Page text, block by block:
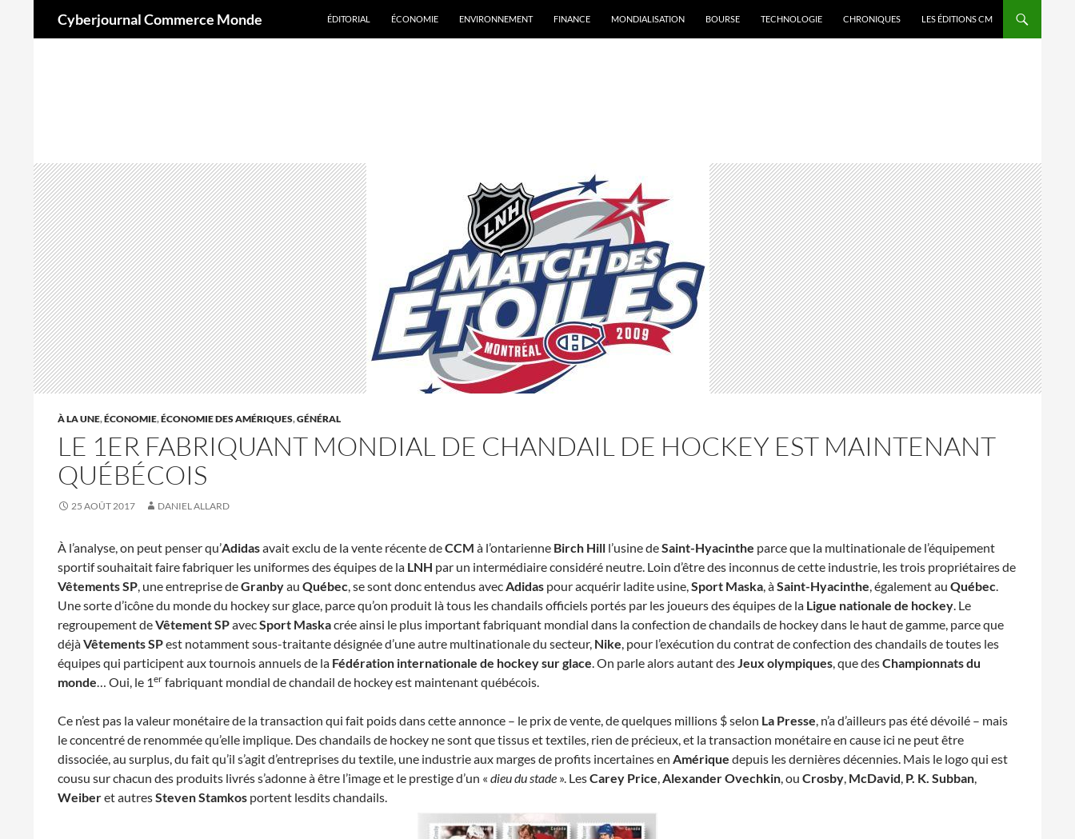
Cyberjournal Commerce Monde ÉDITORIAL ÉCONOMIE ENVIRONNEMENT FINANCE MONDIALISATION BOURSE TECHNOLOGIE CHRONIQUES LES ÉDITIONS CM
À LA UNE,ÉCONOMIE,ÉCONOMIE DES AMÉRIQUES,GÉNÉRAL
LE 1ER FABRIQUANT MONDIAL DE CHANDAIL DE HOCKEY EST MAINTENANT
QUÉBÉCOIS
25 AOÛT 2017 DANIEL ALLARD
À l’analyse, on peut penser qu’Adidasavait exclu de la vente récente deCCM à l’ontarienne Birch Hill l’usine deSaint-Hyacinthe parce que la multinationale de l’équipement
sportif souhaitait faire fabriquer les uniformes des équipes de la LNH par un intermédiaire considéré neutre. Loin d’être des inconnus de cette industrie, les trois propriétaires de
Vêtements SP, une entreprise deGranbyau Québec, se sont donc entendus avecAdidas pour acquérir ladite usine,Sport Maska, àSaint-Hyacinthe, également au Québec.
Une sorte d’icône du monde du hockey sur glace, parce qu’on produit là tous les chandails officiels portés par les joueurs des équipes de la Ligue nationale de hockey. Le
regroupement deVêtement SPavecSport Maskacrée ainsi le plus important fabriquant mondial dans la confection de chandails de hockey dans le haut de gamme, parce que
déjàVêtements SPest notamment sous-traitante désignée d’une autre multinationale du secteur, Nike, pour l’exécution du contrat de confection des chandails de toutes les
équipes qui participent aux tournois annuels de la Fédération internationale de hockey sur glace. On parle alors autant desJeux olympiques, que desChampionnats du
monde… Oui, le 1er fabriquant mondial de chandail de hockey est maintenant québécois.
Ce n’est pas la valeur monétaire de la transaction qui fait poids dans cette annonce – le prix de vente, de quelques millions $ selon La Presse, n’a d’ailleurs pas été dévoilé – mais
le concentré de renommée qu’elle implique. Des chandails de hockey ne sont que tissus et textiles, rien de précieux, et la transaction monétaire en cause ici ne peut être
dissociée, au surplus, du fait qu’il s’agit d’entreprises du textile, une industrie aux marges de profits incertaines en Amérique depuis les dernières décennies. Mais le logo qui est
cousu sur chacun des produits livrés s’adonne à être l’image et le prestige d’un « dieu du stade ». LesCarey Price,Alexander Ovechkin, ou Crosby, McDavid, P. K. Subban,
Weiberet autresSteven Stamkos portent lesdits chandails.